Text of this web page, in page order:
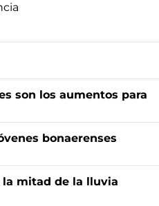
son los aumentos para
bonaerenses
la mitad de la lluvia